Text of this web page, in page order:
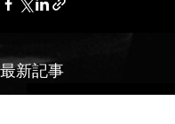
最新記事